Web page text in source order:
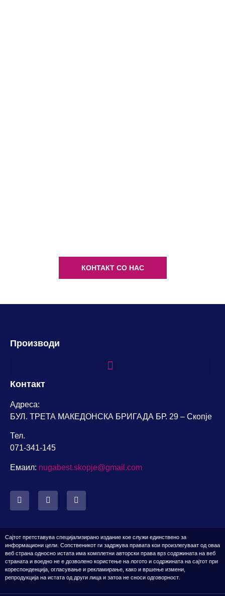
КОНТАКТ СО НАС
Производи
Контакт
Адреса:
БУЛ. ТРЕТА МАКЕДОНСКА БРИГАДА БР. 29 – Скопје
Тел.
071-341-145
Емаил: nugabest.skopje@gmail.com
Сајтот претставува специјализирано издание кое служи единствено за
информациони цели. Сопственикот ги задржува правата кои произлегуваат од оваа
веб страна односно истата има комплетни авторски права врз содржината на веб
страната и воедно не е дозволено користење на логото и содржината на сајтот при
кореспонденција, огласување и рекламирање, како и вршење измени,
репродукција на истата од други лица и затоа не сноси одговорност